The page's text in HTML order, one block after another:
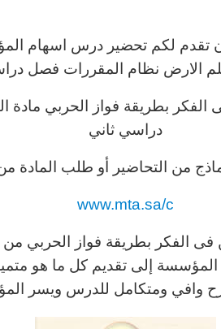
تقدم لكم تحضير درس اسهام
الارض نظام المقررات فصل
بطريقة فواز الحربي مادة
دراسي ثاني
من التحاضير أو طلب المادة من
www.mta.sa/c
الفكر بطريقة فواز الحربي من
إلى تقديم كل ما هو
وافي ومتكامل للدرس ويسر